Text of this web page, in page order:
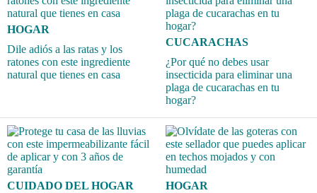
HOGAR
Dile adiós a las ratas y los
ratones con este ingrediente
natural que tienes en casa
CUCARACHAS
¿Por qué no debes usar
insecticida para eliminar una
plaga de cucarachas en tu
hogar?
CUIDADO DEL HOGAR
HOGAR